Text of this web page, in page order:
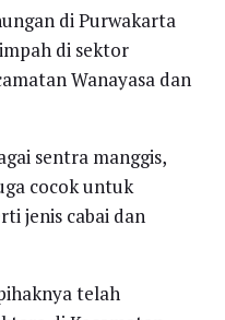
di Purwakarta
di sektor
Wanayasa dan
sentra manggis,
cocok untuk
jenis cabai dan
telah